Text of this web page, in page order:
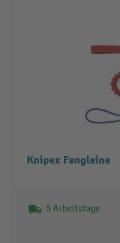
Knipex Fangleine
5 Arbeitstage